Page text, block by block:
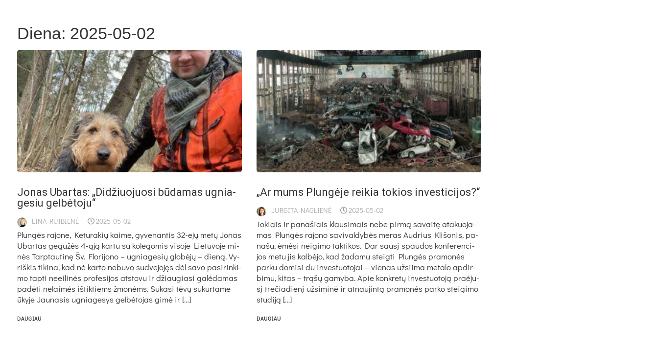
Diena: 2025-05-02
Jo­nas Ubar­tas: „Di­džiuo­juo­si bū­da­mas ug­nia­
ge­siu gel­bė­to­ju“
LINA RUIBIENĖ 2025-05-02
Plun­gės ra­jo­ne, Ke­tu­ra­kių kai­me, gy­ve­nan­tis 32-ejų me­tų Jo­nas
Ubar­tas ge­gu­žės 4-ąją kar­tu su ko­le­go­mis vi­so­je Lie­tu­vo­je mi­
nės Tarp­tau­ti­nę Šv. Flo­ri­jo­no – ug­nia­ge­sių glo­bė­jų – die­ną. Vy­
riš­kis ti­ki­na, kad nė kar­to ne­bu­vo su­dve­jo­jęs dėl sa­vo pa­si­rin­ki­
mo tap­ti neei­li­nės pro­fe­si­jos at­sto­vu ir džiau­gia­si ga­lė­da­mas
pa­dė­ti ne­lai­mės iš­tik­tiems žmo­nėms. Su­ka­si tė­vų su­kur­ta­me
ūky­je Jau­na­sis ug­nia­ge­sys gel­bė­to­jas gi­mė ir […]
DAUGIAU
„Ar mums Plun­gė­je rei­kia to­kios in­ves­ti­ci­jos?“
JURGITA NAGLIENĖ 2025-05-02
To­kiais ir pa­na­šiais klau­si­mais ne­be pir­mą sa­vai­tę ata­kuo­ja­
mas Plun­gės ra­jo­no sa­vi­val­dy­bės me­ras Aud­rius Kli­šo­nis, pa­
na­šu, ėmė­si nei­gi­mo tak­ti­kos. Dar sau­sį spau­dos kon­fe­ren­ci­
jos me­tu jis kal­bė­jo, kad ža­da­mu steig­ti Plun­gės pra­mo­nės
par­ku do­mi­si du in­ves­tuo­to­jai – vie­nas už­sii­ma me­ta­lo ap­dir­
bi­mu, ki­tas – trą­šų ga­my­ba. Apie konk­re­tų in­ves­tuo­to­ją praė­ju­
sį tre­čia­die­nį už­si­mi­nė ir at­nau­jin­tą pra­mo­nės par­ko stei­gi­mo
stu­di­ją […]
DAUGIAU